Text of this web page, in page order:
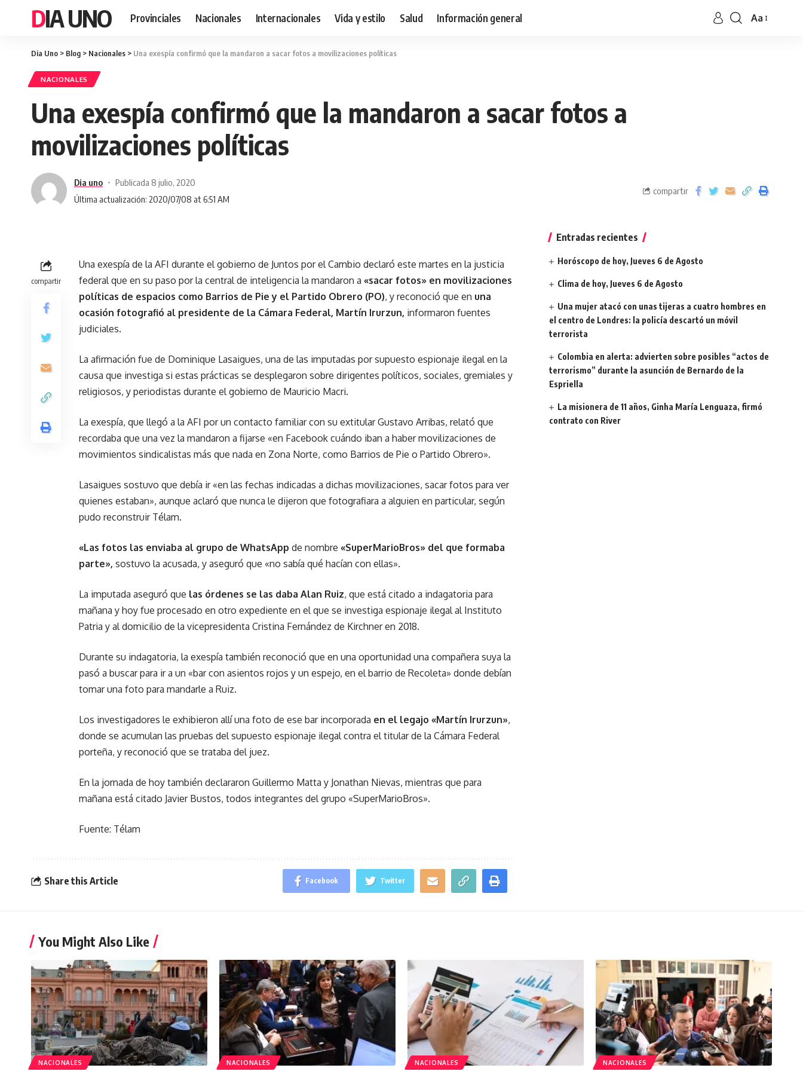
DIA UNO Provinciales Nacionales Internacionales Vida y estilo Salud Información general Aa
Dia Uno > Blog > Nacionales > Una exespía confirmó que la mandaron a sacar fotos a movilizaciones políticas
NACIONALES
Una exespía confirmó que la mandaron a sacar fotos a
movilizaciones políticas
Última actualización: 2020/07/08 at 6:51 AM
Dia uno Publicada 8 julio, 2020
compartir
compartir
Una exespía de la AFI durante el gobierno de Juntos por el Cambio declaró este martes en la justicia
federal que en su paso por la central de inteligencia la mandaron a «sacar fotos» en movilizaciones
políticas de espacios como Barrios de Pie y el Partido Obrero (PO), y reconoció que en una
ocasión fotografió al presidente de la Cámara Federal, Martín Irurzun, informaron fuentes
judiciales.
La afirmación fue de Dominique Lasaigues, una de las imputadas por supuesto espionaje ilegal en la
causa que investiga si estas prácticas se desplegaron sobre dirigentes políticos, sociales, gremiales y
religiosos, y periodistas durante el gobierno de Mauricio Macri.
La exespía, que llegó a la AFI por un contacto familiar con su extitular Gustavo Arribas, relató que
recordaba que una vez la mandaron a fijarse «en Facebook cuándo iban a haber movilizaciones de
movimientos sindicalistas más que nada en Zona Norte, como Barrios de Pie o Partido Obrero».
Lasaigues sostuvo que debía ir «en las fechas indicadas a dichas movilizaciones, sacar fotos para ver
quienes estaban», aunque aclaró que nunca le dijeron que fotografiara a alguien en particular, según
pudo reconstruir Télam.
«Las fotos las enviaba al grupo de WhatsApp de nombre «SuperMarioBros» del que formaba
parte», sostuvo la acusada, y aseguró que «no sabía qué hacían con ellas».
La imputada aseguró que las órdenes se las daba Alan Ruiz, que está citado a indagatoria para
mañana y hoy fue procesado en otro expediente en el que se investiga espionaje ilegal al Instituto
Patria y al domicilio de la vicepresidenta Cristina Fernández de Kirchner en 2018.
Durante su indagatoria, la exespía también reconoció que en una oportunidad una compañera suya la
pasó a buscar para ir a un «bar con asientos rojos y un espejo, en el barrio de Recoleta» donde debían
tomar una foto para mandarle a Ruiz.
Los investigadores le exhibieron allí una foto de ese bar incorporada en el legajo «Martín Irurzun»,
donde se acumulan las pruebas del supuesto espionaje ilegal contra el titular de la Cámara Federal
porteña, y reconoció que se trataba del juez.
En la jornada de hoy también declararon Guillermo Matta y Jonathan Nievas, mientras que para
mañana está citado Javier Bustos, todos integrantes del grupo «SuperMarioBros».
Fuente: Télam
Share this Article Facebook Twitter
Entradas recientes
Horóscopo de hoy, Jueves 6 de Agosto
Clima de hoy, Jueves 6 de Agosto
Una mujer atacó con unas tijeras a cuatro hombres en
el centro de Londres: la policía descartó un móvil
terrorista
Colombia en alerta: advierten sobre posibles “actos de
terrorismo” durante la asunción de Bernardo de la
Espriella
La misionera de 11 años, Ginha María Lenguaza, firmó
contrato con River
You Might Also Like
NACIONALES NACIONALES NACIONALES NACIONALES